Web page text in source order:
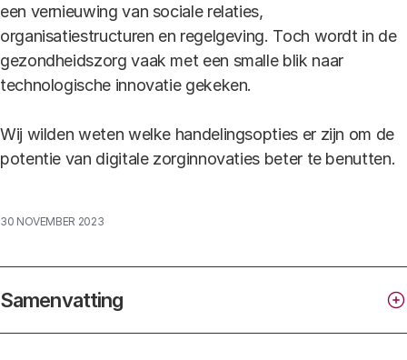
een vernieuwing van sociale relaties,
organisatiestructuren en regelgeving. Toch wordt in de
gezondheidszorg vaak met een smalle blik naar
technologische innovatie gekeken.
Wij wilden weten welke handelingsopties er zijn om de
potentie van digitale zorginnovaties beter te benutten.
30 NOVEMBER 2023
Samenvatting